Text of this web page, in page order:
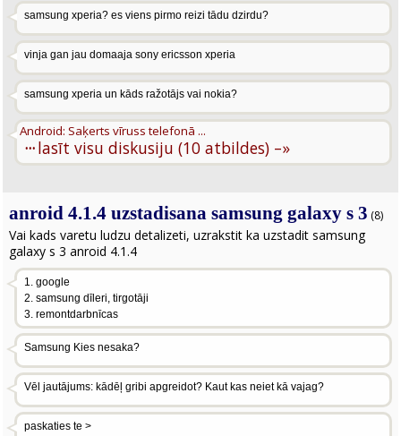
samsung xperia? es viens pirmo reizi tādu dzirdu?
vinja gan jau domaaja sony ericsson xperia
samsung xperia un kāds ražotājs vai nokia?
···
Android: Saķerts vīruss telefonā ...
lasīt visu diskusiju (10 atbildes) –»
anroid 4.1.4 uzstadisana samsung galaxy s 3 (8)
Vai kads varetu ludzu detalizeti, uzrakstit ka uzstadit samsung
galaxy s 3 anroid 4.1.4
1. google
2. samsung dīleri, tirgotāji
3. remontdarbnīcas
Samsung Kies nesaka?
Vēl jautājums: kādēļ gribi apgreidot? Kaut kas neiet kā vajag?
paskaties te >